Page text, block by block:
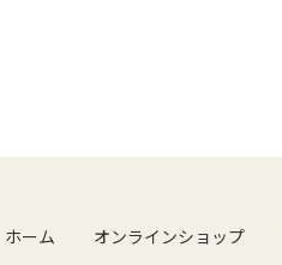
ホーム オンラインショップ